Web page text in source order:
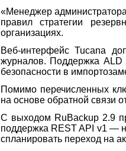
«Менеджер
правил стратегии
организациях.
Веб-интерфейс Tucana
журналов. Поддержка ALD
безопасности в
Помимо перечисленных
на основе обратной связи
С выходом RuBackup 2.9
поддержка REST API v1 —
спланировать переход на